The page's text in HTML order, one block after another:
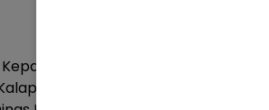
Lapas Kelas IIB Lubuk
Kelas IIB Lubuk Basung